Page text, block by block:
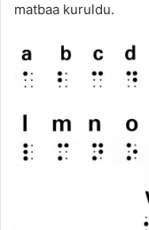
matbaa kuruldu.